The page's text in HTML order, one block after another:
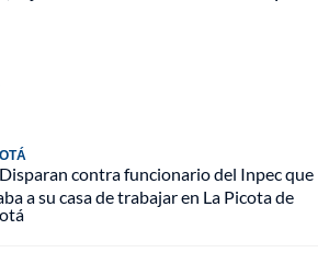
Disparan contra funcionario del Inpec que
a su casa de trabajar en La Picota de